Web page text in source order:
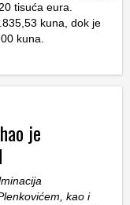
tisuća eura.
kuna, dok je
kuna.
je
kao i